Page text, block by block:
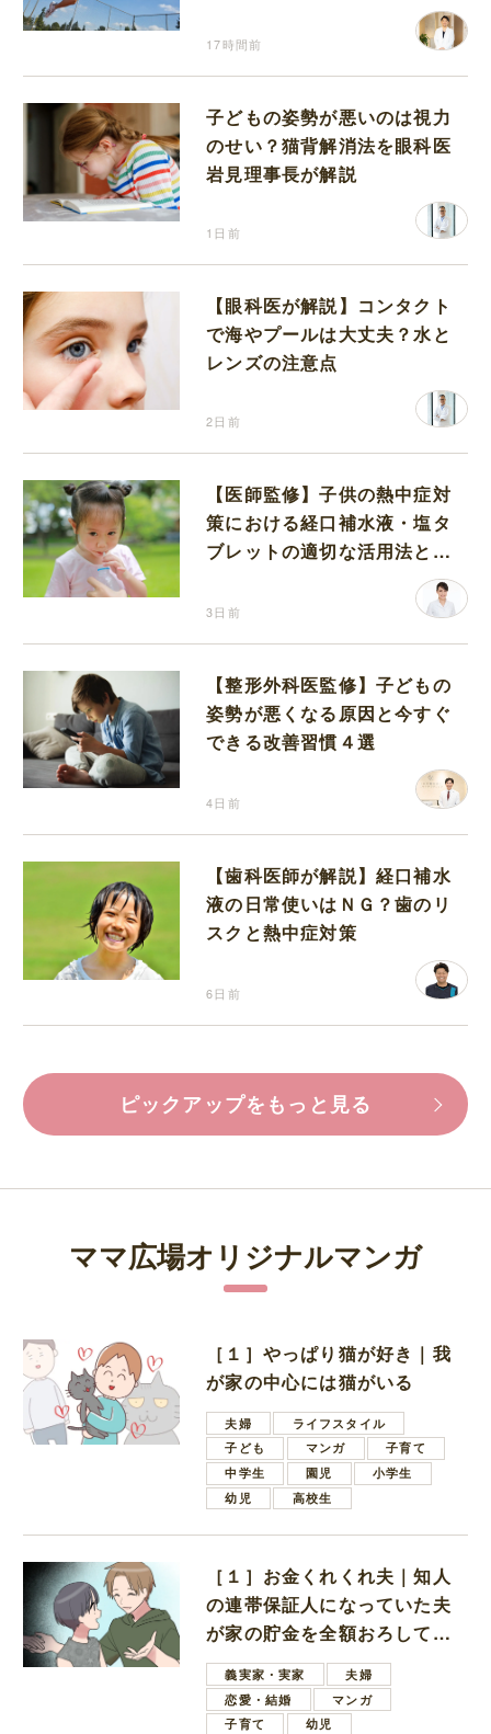
17時間前
子どもの姿勢が悪いのは視力
のせい？猫背解消法を眼科医
岩見理事長が解説
1日前
【眼科医が解説】コンタクト
で海やプールは大丈夫？水と
レンズの注意点
2日前
【医師監修】子供の熱中症対
策における経口補水液・塩タ
ブレットの適切な活用法と水
3日前
【整形外科医監修】子どもの
姿勢が悪くなる原因と今すぐ
できる改善習慣４選
4日前
【歯科医師が解説】経口補水
液の日常使いはＮＧ？歯のリ
スクと熱中症対策
6日前
ピックアップをもっと見る
ママ広場オリジナルマンガ
［１］やっぱり猫が好き｜我
が家の中心には猫がいる
夫婦
ライフスタイル
子ども
マンガ
子育て
中学生
園児
小学生
幼児
高校生
［１］お金くれくれ夫｜知人
の連帯保証人になっていた夫
が家の貯金を全額おろしてほ
しいと言ってきた
義実家・実家
夫婦
恋愛・結婚
マンガ
子育て
幼児